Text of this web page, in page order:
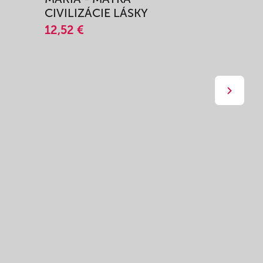
CIVILIZÁCIE LÁSKY
12,52 €